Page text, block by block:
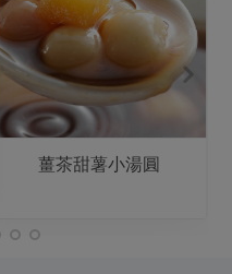
薑茶甜薯小湯圓